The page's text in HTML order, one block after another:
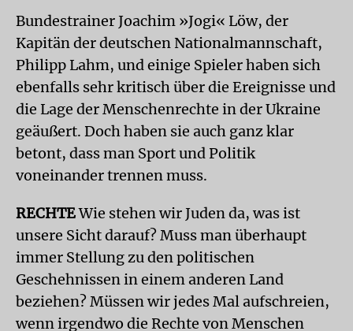
Bundestrainer Joachim »Jogi« Löw, der
Kapitän der deutschen Nationalmannschaft,
Philipp Lahm, und einige Spieler haben sich
ebenfalls sehr kritisch über die Ereignisse und
die Lage der Menschenrechte in der Ukraine
geäußert. Doch haben sie auch ganz klar
betont, dass man Sport und Politik
voneinander trennen muss.
RECHTEWie stehen wir Juden da, was ist
unsere Sicht darauf? Muss man überhaupt
immer Stellung zu den politischen
Geschehnissen in einem anderen Land
beziehen? Müssen wir jedes Mal aufschreien,
wenn irgendwo die Rechte von Menschen